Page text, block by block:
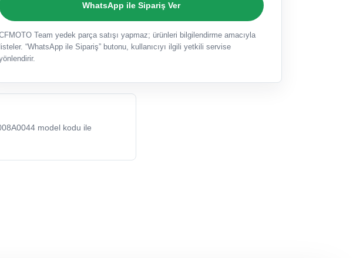
WhatsApp ile Sipariş Ver
Team yedek parça satışı yapmaz; ürünleri bilgilendirme amacıyla
listeler. “WhatsApp ile Sipariş” butonu, kullanıcıyı ilgili yetkili servise
model kodu ile